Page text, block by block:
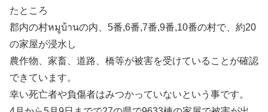
たところ
郡内の村หมูบ้านの内、5番,6番,7番,9番,10番の村で、約20
の家屋が浸水し
農作物、家畜、道路、橋等が被害を受けていることが確認
できています。
幸い死亡者や負傷者はみつかっていないという事です。